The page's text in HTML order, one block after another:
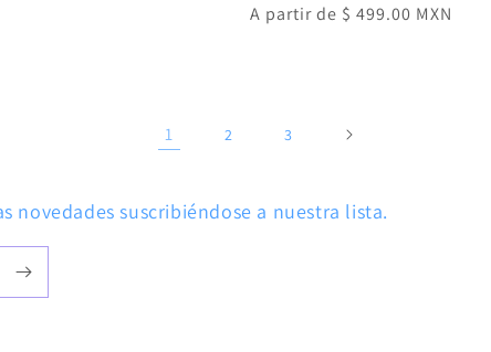
habitual
de
A partir de $ 499.00 MXN
1 2 3
novedades suscribiéndose a nuestra lista.